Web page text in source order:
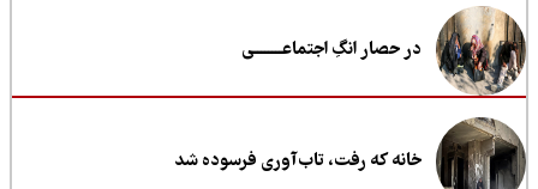
در حصار انگِ اجتماعــــــــی
خانه که رفت، تاب‌آوری فرسوده شد